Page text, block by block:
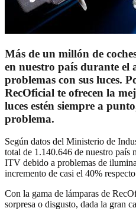
Más de un millón de
en nuestro país durante el
problemas con sus luces.
RecOficial te ofrecen la
luces estén siempre a
problema.
Según datos del Ministerio de
total de 1.140.646 de nuestro país
ITV debido a problemas de
incremento de casi el 40%
Con la gama de lámparas de
sorpresa o disgusto, dada la gran